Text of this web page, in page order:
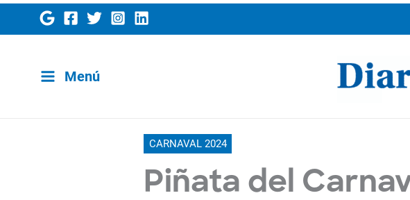
Ir
contenido
Menú
CARNAVAL 2024
Piñata del